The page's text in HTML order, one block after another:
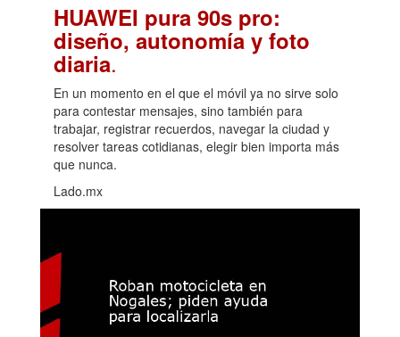
HUAWEI pura 90s pro:
diseño, autonomía y foto
diaria.
En un momento en el que el móvil ya no sirve solo
para contestar mensajes, sino también para
trabajar, registrar recuerdos, navegar la ciudad y
resolver tareas cotidianas, elegir bien importa más
que nunca.
Lado.mx